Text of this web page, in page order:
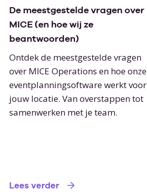
De meestgestelde vragen over
MICE (en hoe wij ze
beantwoorden)
Ontdek de meestgestelde vragen
over MICE Operations en hoe onze
eventplanningsoftware werkt voor
jouw locatie. Van overstappen tot
samenwerken met je team.
Lees verder